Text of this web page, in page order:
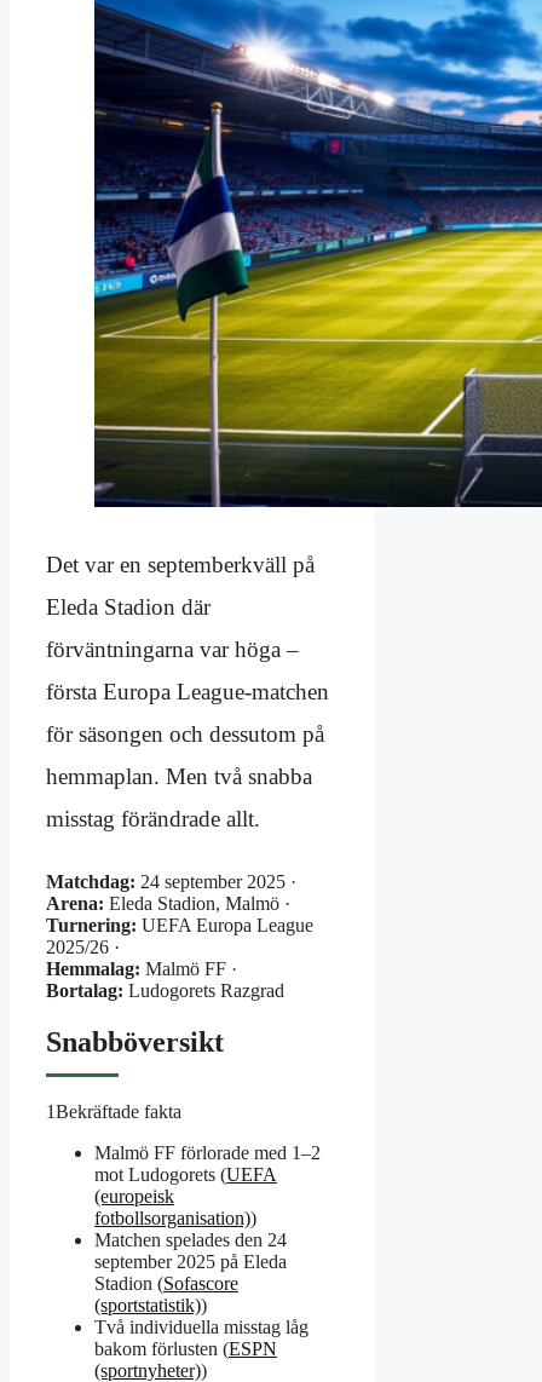
Det var en septemberkväll på
Eleda Stadion där
förväntningarna var höga –
första Europa League-matchen
för säsongen och dessutom på
hemmaplan. Men två snabba
misstag förändrade allt.
Matchdag: 24 september 2025 ·
Arena: Eleda Stadion, Malmö ·
Turnering: UEFA Europa League
2025/26 ·
Hemmalag: Malmö FF ·
Bortalag: Ludogorets Razgrad
Snabböversikt
1Bekräftade fakta
Malmö FF förlorade med 1–2
mot Ludogorets (UEFA
(europeisk
fotbollsorganisation))
Matchen spelades den 24
september 2025 på Eleda
Stadion (Sofascore
(sportstatistik))
Två individuella misstag låg
bakom förlusten (ESPN
(sportnyheter))